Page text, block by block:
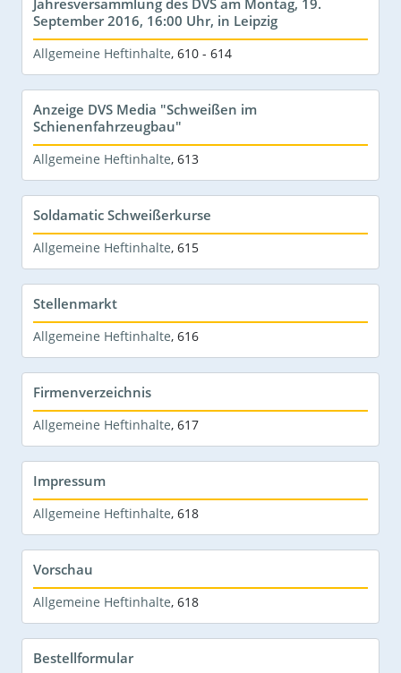
Jahresversammlung des DVS am Montag, 19.
September 2016, 16:00 Uhr, in Leipzig
Allgemeine Heftinhalte, 610 - 614
Anzeige DVS Media "Schweißen im
Schienenfahrzeugbau"
Allgemeine Heftinhalte, 613
Soldamatic Schweißerkurse
Allgemeine Heftinhalte, 615
Stellenmarkt
Allgemeine Heftinhalte, 616
Firmenverzeichnis
Allgemeine Heftinhalte, 617
Impressum
Allgemeine Heftinhalte, 618
Vorschau
Allgemeine Heftinhalte, 618
Bestellformular